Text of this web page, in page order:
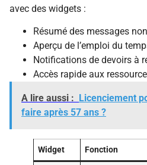
avec des widgets :
Résumé des messages
Aperçu de l’emploi du
Notifications de devoirs à
Accès rapide aux
A lire aussi :
Licenciement
faire après 57 ans ?
Widget Fonction